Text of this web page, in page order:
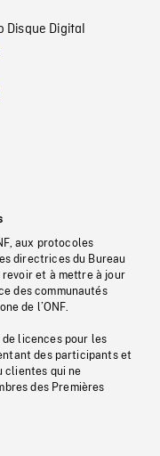
Disque Digital
aux protocoles
directrices du Bureau
revoir et à mettre à jour
des communautés
de l’ONF.
de licences pour les
des participants et
clientes qui ne
des Premières